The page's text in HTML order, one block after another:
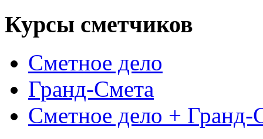
Курсы сметчиков
Сметное дело
Гранд-Смета
Сметное дело + Гранд-